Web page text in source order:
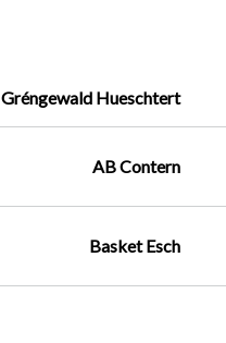
Gréngewald Hueschtert
AB Contern
Basket Esch